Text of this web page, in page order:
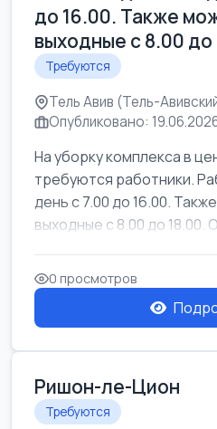
до 16.00. Также
выходные с 8.00 до
Требуются
Тель Авив (Тель-
Опубликовано:
На уборку комплекса в
требуются работники.
день с 7.00 до 16.00.
выходные с 8.00 до 18.00.
0 просмотров
Ришон-ле-Цион
Требуются